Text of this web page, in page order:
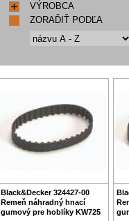
VÝROBCA
ZORAĎIŤ PODĽA
Black&Decker 324427-00
Remeň náhradný hnací
gumový pre hoblíky KW725